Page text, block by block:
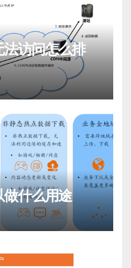
法访问怎么排
做什么用途